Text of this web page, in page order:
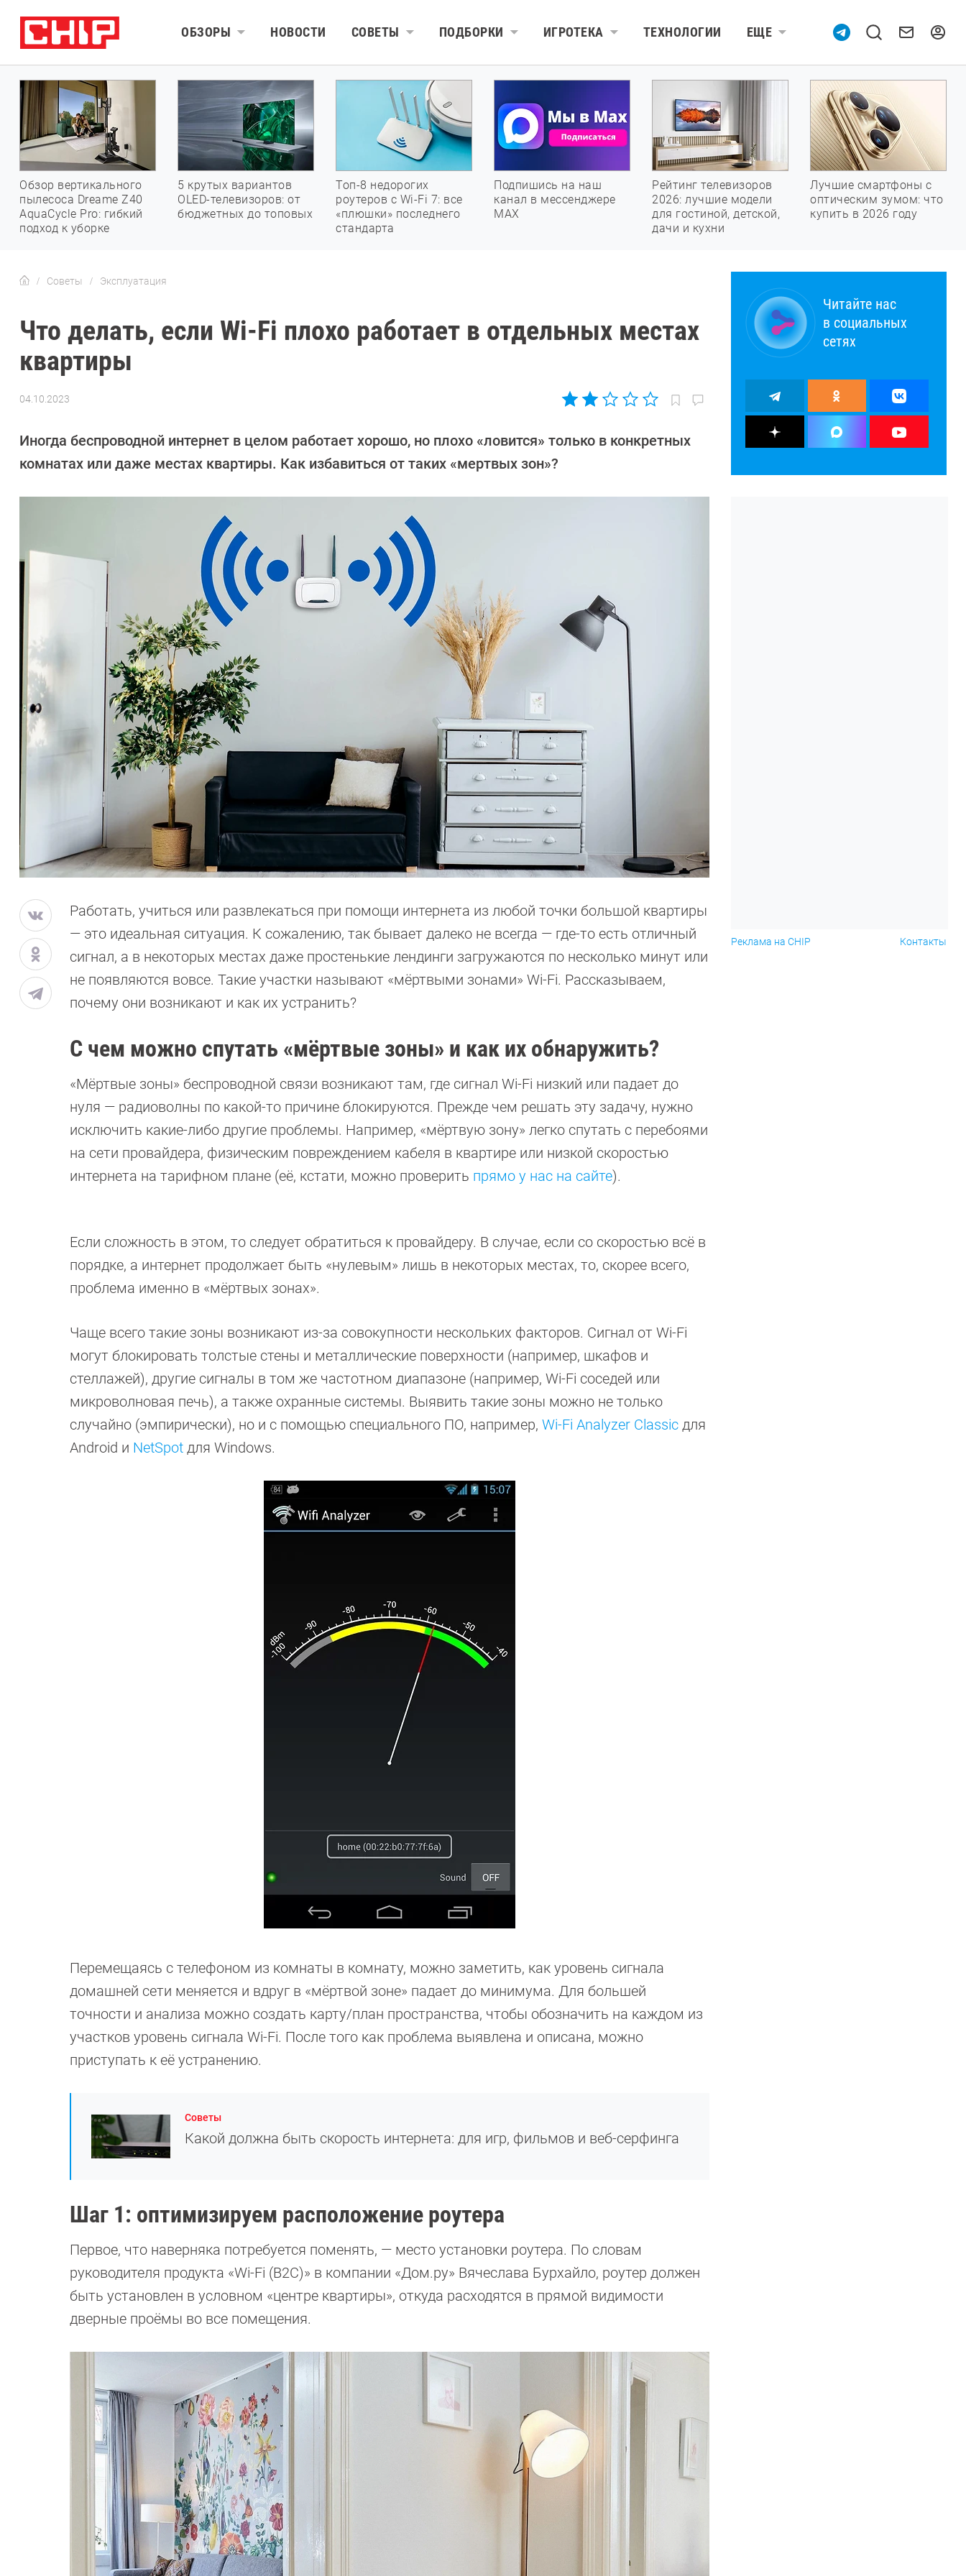
ОБЗОРЫ НОВОСТИ СОВЕТЫ ПОДБОРКИ ИГРОТЕКА ТЕХНОЛОГИИ ЕЩЕ
Обзор вертикального
пылесоса Dreame Z40
AquaCycle Pro: гибкий
подход к уборке
5 крутых вариантов
OLED-телевизоров: от
бюджетных до топовых
Топ-8 недорогих
роутеров с Wi-Fi 7: все
«плюшки» последнего
стандарта
Подпишись на наш
канал в мессенджере
МАХ
Рейтинг телевизоров
2026: лучшие модели
для гостиной, детской,
дачи и кухни
Лучшие смартфоны с
оптическим зумом: что
купить в 2026 году
Советы Эксплуатация
Что делать, если Wi-Fi плохо работает в отдельных местах
квартиры
04.10.2023
Иногда беспроводной интернет в целом работает хорошо, но плохо «ловится» только в конкретных
комнатах или даже местах квартиры. Как избавиться от таких «мертвых зон»?
Работать, учиться или развлекаться при помощи интернета из любой точки большой квартиры
— это идеальная ситуация. К сожалению, так бывает далеко не всегда — где-то есть отличный
сигнал, а в некоторых местах даже простенькие лендинги загружаются по несколько минут или
не появляются вовсе. Такие участки называют «мёртвыми зонами» Wi-Fi. Рассказываем,
почему они возникают и как их устранить?
С чем можно спутать «мёртвые зоны» и как их обнаружить?
«Мёртвые зоны» беспроводной связи возникают там, где сигнал Wi-Fi низкий или падает до
нуля — радиоволны по какой-то причине блокируются. Прежде чем решать эту задачу, нужно
исключить какие-либо другие проблемы. Например, «мёртвую зону» легко спутать с перебоями
на сети провайдера, физическим повреждением кабеля в квартире или низкой скоростью
интернета на тарифном плане (её, кстати, можно проверить прямо у нас на сайте).
Если сложность в этом, то следует обратиться к провайдеру. В случае, если со скоростью всё в
порядке, а интернет продолжает быть «нулевым» лишь в некоторых местах, то, скорее всего,
проблема именно в «мёртвых зонах».
Чаще всего такие зоны возникают из-за совокупности нескольких факторов. Сигнал от Wi-Fi
могут блокировать толстые стены и металлические поверхности (например, шкафов и
стеллажей), другие сигналы в том же частотном диапазоне (например, Wi-Fi соседей или
микроволновая печь), а также охранные системы. Выявить такие зоны можно не только
случайно (эмпирически), но и с помощью специального ПО, например, Wi-Fi Analyzer Classic для
Android и NetSpot для Windows.
Перемещаясь с телефоном из комнаты в комнату, можно заметить, как уровень сигнала
домашней сети меняется и вдруг в «мёртвой зоне» падает до минимума. Для большей
точности и анализа можно создать карту/план пространства, чтобы обозначить на каждом из
участков уровень сигнала Wi-Fi. После того как проблема выявлена и описана, можно
приступать к её устранению.
Советы
Какой должна быть скорость интернета: для игр, фильмов и веб-серфинга
Шаг 1: оптимизируем расположение роутера
Первое, что наверняка потребуется поменять, — место установки роутера. По словам
руководителя продукта «Wi-Fi (B2C)» в компании «Дом.ру» Вячеслава Бурхайло, роутер должен
быть установлен в условном «центре квартиры», откуда расходятся в прямой видимости
дверные проёмы во все помещения.
Читайте нас
в социальных
сетях
Реклама на CHIP Контакты